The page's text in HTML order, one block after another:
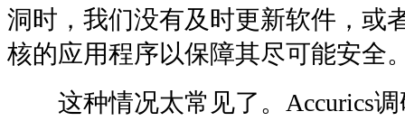
洞时，我们没有及时更新软件，或
核的应用程序以保障其尽可能安全
这种情况太常见了。Accurics调